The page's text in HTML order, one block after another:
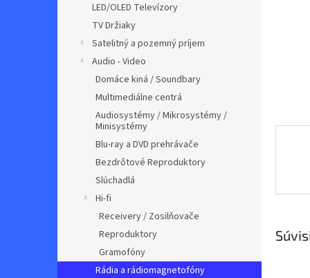
LED/OLED Televízory
TV Držiaky
Satelitný a pozemný príjem
Audio - Video
Domáce kiná / Soundbary
Multimediálne centrá
Audiosystémy / Mikrosystémy /
Minisystémy
Blu-ray a DVD prehrávače
Bezdrôtové Reproduktory
Slúchadlá
Hi-fi
Receivery / Zosilňovače
Reproduktory
Gramofóny
Rádia a rádiomagnetofóny